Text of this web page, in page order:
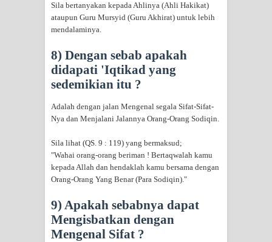
Sila bertanyakan kepada Ahlinya (Ahli Hakikat)
ataupun Guru Mursyid (Guru Akhirat) untuk lebih
mendalaminya.
8) Dengan sebab apakah
didapati 'Iqtikad yang
sedemikian itu ?
Adalah dengan jalan Mengenal segala Sifat-Sifat-
Nya dan Menjalani Jalannya Orang-Orang Sodiqin.
Sila lihat (QS. 9 : 119) yang bermaksud;
"Wahai orang-orang beriman ! Bertaqwalah kamu
kepada Allah dan hendaklah kamu bersama dengan
Orang-Orang Yang Benar (Para Sodiqin)."
9) Apakah sebabnya dapat
Mengisbatkan dengan
Mengenal Sifat ?